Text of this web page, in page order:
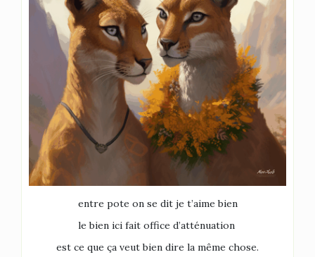
entre pote on se dit je t’aime bien
le bien ici fait office d’atténuation
est ce que ça veut bien dire la même chose.